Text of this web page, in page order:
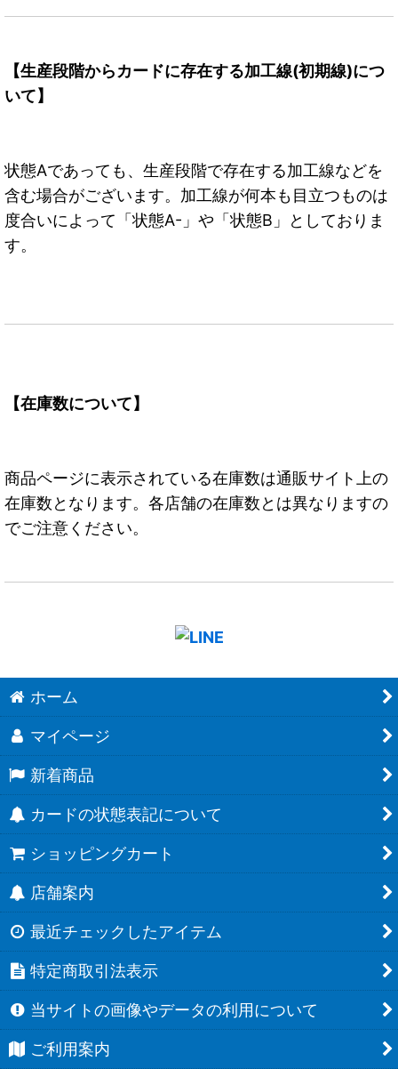
【生産段階からカードに存在する加工線(初期線)につ
いて】
状態Aであっても、生産段階で存在する加工線などを
含む場合がございます。加工線が何本も目立つものは
度合いによって「状態A-」や「状態B」としておりま
す。
【在庫数について】
商品ページに表示されている在庫数は通販サイト上の
在庫数となります。各店舗の在庫数とは異なりますの
でご注意ください。
ホーム
マイページ
新着商品
カードの状態表記について
ショッピングカート
店舗案内
最近チェックしたアイテム
特定商取引法表示
当サイトの画像やデータの利用について
ご利用案内